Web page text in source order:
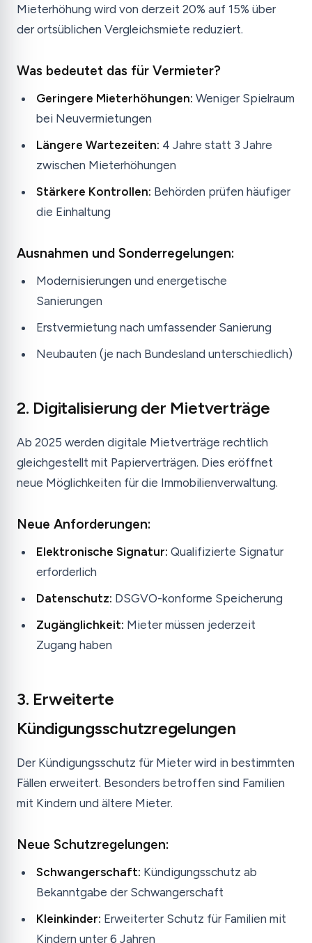
Mieterhöhung wird von derzeit 20% auf 15% über
der ortsüblichen Vergleichsmiete reduziert.
Was bedeutet das für Vermieter?
Geringere Mieterhöhungen: Weniger Spielraum
bei Neuvermietungen
Längere Wartezeiten: 4 Jahre statt 3 Jahre
zwischen Mieterhöhungen
Stärkere Kontrollen: Behörden prüfen häufiger
die Einhaltung
Ausnahmen und Sonderregelungen:
Modernisierungen und energetische
Sanierungen
Erstvermietung nach umfassender Sanierung
Neubauten (je nach Bundesland unterschiedlich)
2. Digitalisierung der Mietverträge
Ab 2025 werden digitale Mietverträge rechtlich
gleichgestellt mit Papierverträgen. Dies eröffnet
neue Möglichkeiten für die Immobilienverwaltung.
Neue Anforderungen:
Elektronische Signatur: Qualifizierte Signatur
erforderlich
Datenschutz: DSGVO-konforme Speicherung
Zugänglichkeit: Mieter müssen jederzeit
Zugang haben
3. Erweiterte
Kündigungsschutzregelungen
Der Kündigungsschutz für Mieter wird in bestimmten
Fällen erweitert. Besonders betroffen sind Familien
mit Kindern und ältere Mieter.
Neue Schutzregelungen:
Schwangerschaft: Kündigungsschutz ab
Bekanntgabe der Schwangerschaft
Kleinkinder: Erweiterter Schutz für Familien mit
Kindern unter 6 Jahren